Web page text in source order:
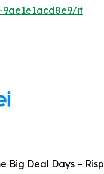
it
Big Deal Days –